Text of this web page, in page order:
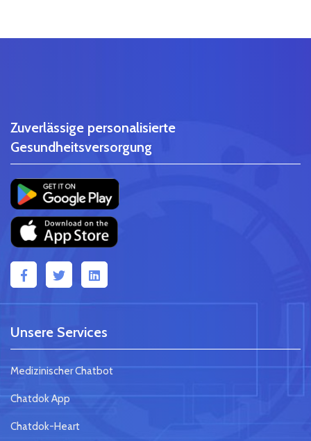
Zuverlässige personalisierte
Gesundheitsversorgung
Unsere Services
Medizinischer Chatbot
Chatdok App
Chatdok-Heart